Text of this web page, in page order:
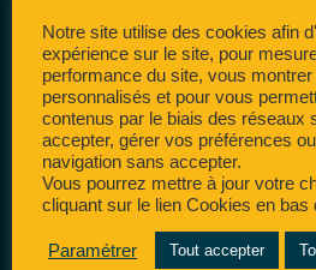
Notre site utilise des cookies afin
expérience sur le site, pour
performance du site, vous
personnalisés et pour vous
contenus par le biais des réseaux
accepter, gérer vos préférences
navigation sans accepter.
Vous pourrez mettre à jour votre
cliquant sur le lien Cookies en bas
Paramétrer Tout accepter